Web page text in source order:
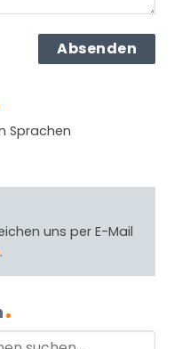
Sprachen
uns per E-Mail
.